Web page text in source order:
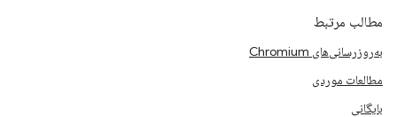
مطالب مرتبط
به‌روزرسانی‌های Chromium
مطالعات موردی
بایگانی